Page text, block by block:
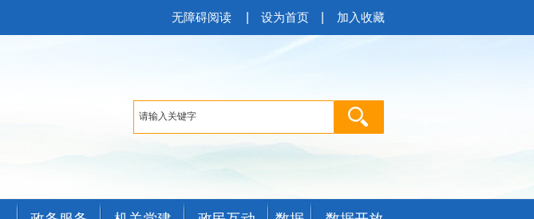
无障碍阅读 设为首页 加入收藏